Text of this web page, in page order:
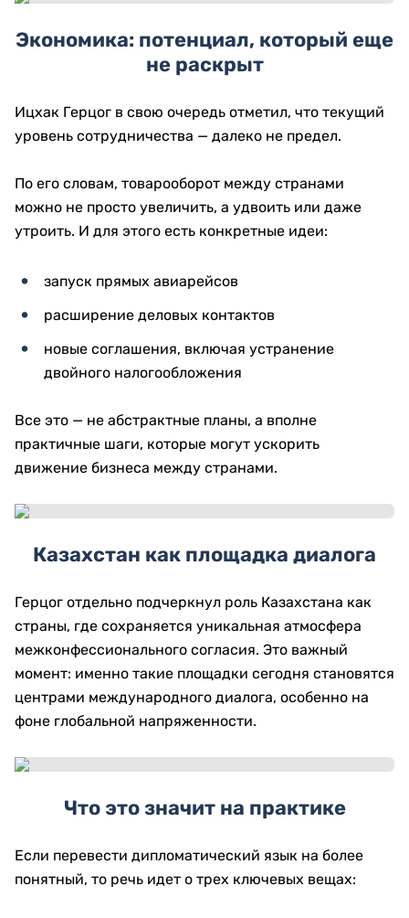
Экономика: потенциал, который еще
не раскрыт
Ицхак Герцог в свою очередь отметил, что текущий
уровень сотрудничества — далеко не предел.
По его словам, товарооборот между странами
можно не просто увеличить, а удвоить или даже
утроить. И для этого есть конкретные идеи:
запуск прямых авиарейсов
расширение деловых контактов
новые соглашения, включая устранение
двойного налогообложения
Все это — не абстрактные планы, а вполне
практичные шаги, которые могут ускорить
движение бизнеса между странами.
Казахстан как площадка диалога
Герцог отдельно подчеркнул роль Казахстана как
страны, где сохраняется уникальная атмосфера
межконфессионального согласия. Это важный
момент: именно такие площадки сегодня становятся
центрами международного диалога, особенно на
фоне глобальной напряженности.
Что это значит на практике
Если перевести дипломатический язык на более
понятный, то речь идет о трех ключевых вещах: